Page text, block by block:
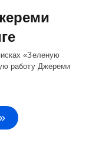
«Зеленую
работу Джереми